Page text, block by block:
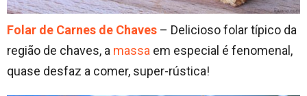
Folar de Carnes de Chaves – Delicioso folar típico da
região de chaves, a massa em especial é fenomenal,
quase desfaz a comer, super-rústica!